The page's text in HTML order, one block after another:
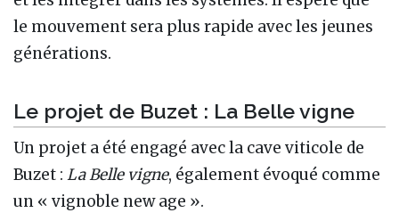
le mouvement sera plus rapide avec les jeunes
générations.
Le projet de Buzet : La Belle vigne
Un projet a été engagé avec la cave viticole de
Buzet : La Belle vigne, également évoqué comme
un « vignoble new age ».